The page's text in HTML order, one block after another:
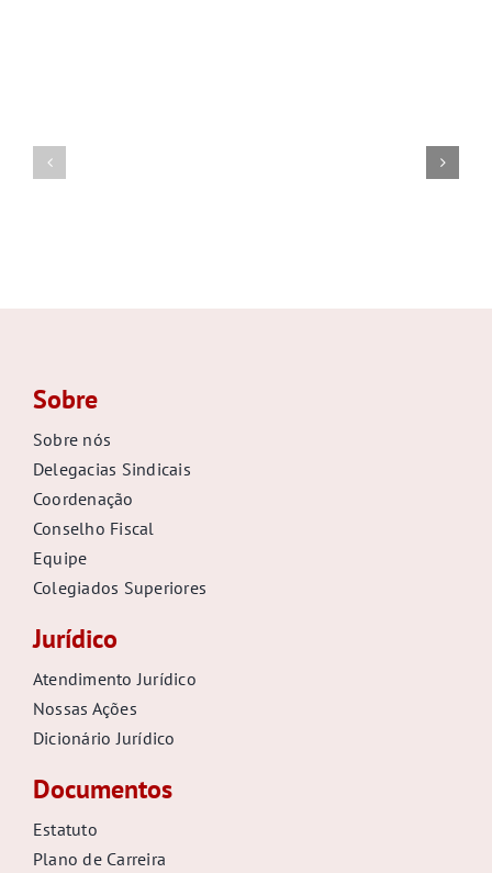
Sobre
Sobre nós
Delegacias Sindicais
Coordenação
Conselho Fiscal
Equipe
Colegiados Superiores
Jurídico
Atendimento Jurídico
Nossas Ações
Dicionário Jurídico
Documentos
Estatuto
Plano de Carreira